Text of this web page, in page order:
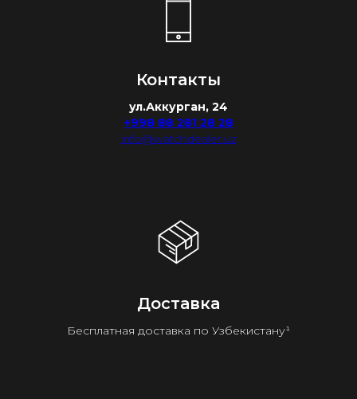
Контакты
ул.Аккурган, 24
+998 88 281 28 28
info@watchdealer.uz
Доставка
Бесплатная доставка по Узбекистану¹